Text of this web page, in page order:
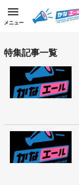
メニュー
特集記事一覧